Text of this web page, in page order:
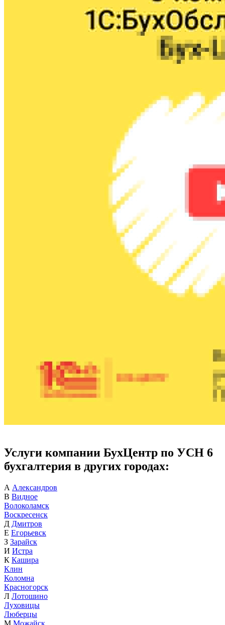
Услуги компании БухЦентр по УСН 6
бухгалтерия в других городах:
А Александров
В Видное
Волоколамск
Воскресенск
Д Дмитров
Е Егорьевск
З Зарайск
И Истра
К Кашира
Клин
Коломна
Красногорск
Л Лотошино
Луховицы
Люберцы
М Можайск